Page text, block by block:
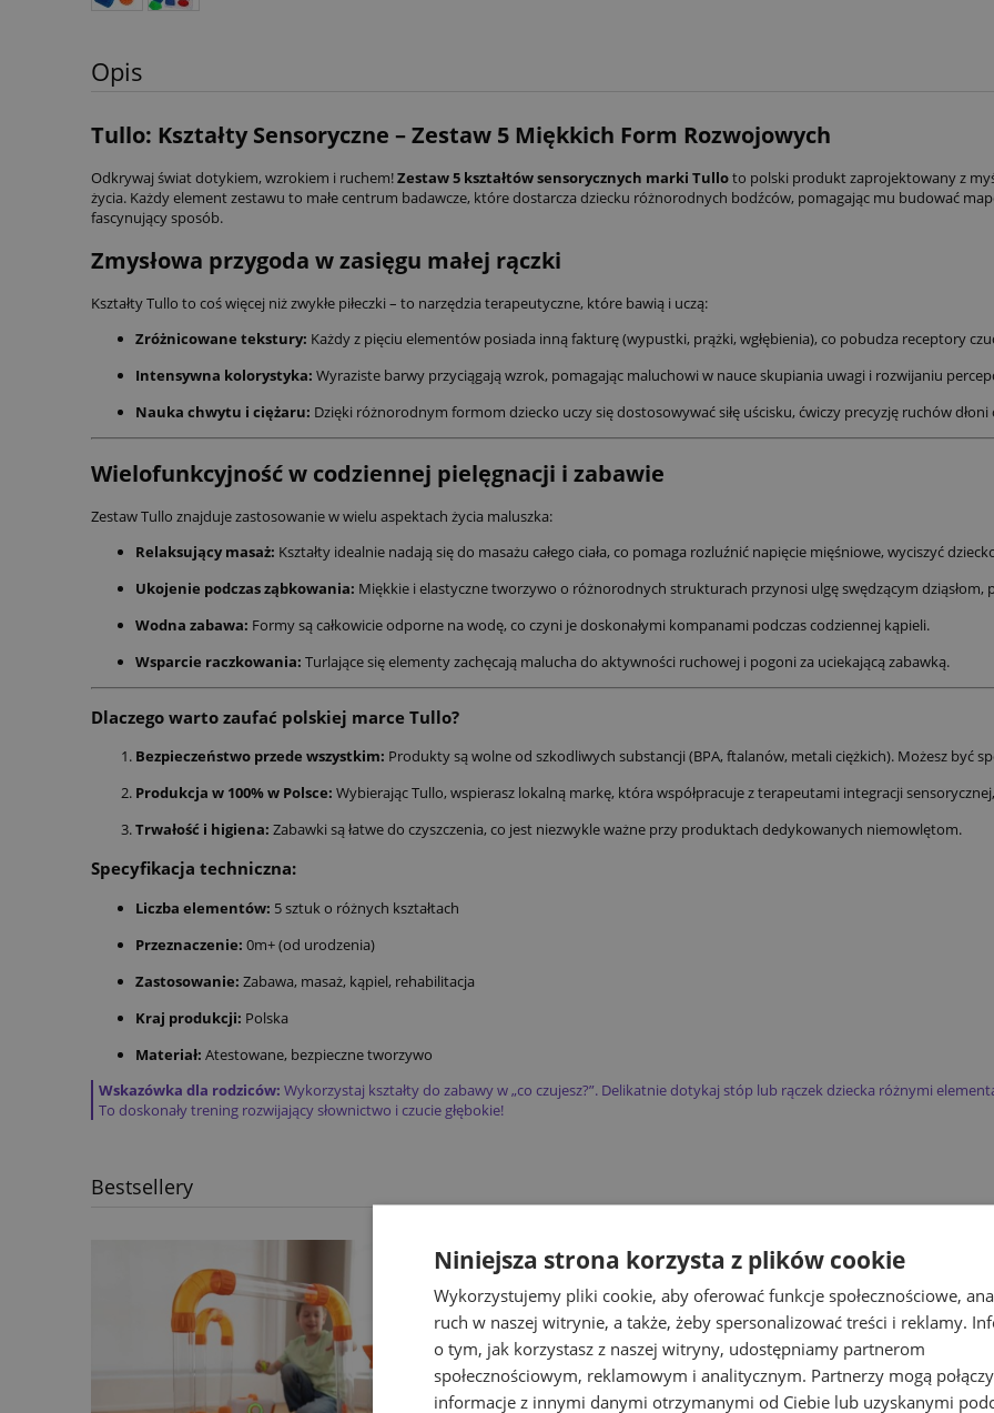
Opis
Tullo: Kształty Sensoryczne – Zestaw 5 Miękkich Form Rozwojowych
Odkrywaj świat dotykiem, wzrokiem i ruchem!Zestaw 5 kształtów sensorycznych marki Tulloto polski produkt zaprojektowany z
życia. Każdy element zestawu to małe centrum badawcze, które dostarcza dziecku różnorodnych bodźców, pomagając mu budować
fascynujący sposób.
Zmysłowa przygoda w zasięgu małej rączki
Kształty Tullo to coś więcej niż zwykłe piłeczki – to narzędzia terapeutyczne, które bawią i uczą:
Zróżnicowane tekstury: Każdy z pięciu elementów posiada inną fakturę (wypustki, prążki, wgłębienia), co pobudza receptory
Intensywna kolorystyka: Wyraziste barwy przyciągają wzrok, pomagając maluchowi w nauce skupiania uwagi i rozwijaniu
Nauka chwytu i ciężaru: Dzięki różnorodnym formom dziecko uczy się dostosowywać siłę uścisku, ćwiczy precyzję ruchów
Wielofunkcyjność w codziennej pielęgnacji i zabawie
Zestaw Tullo znajduje zastosowanie w wielu aspektach życia maluszka:
Relaksujący masaż: Kształty idealnie nadają się do masażu całego ciała, co pomaga rozluźnić napięcie mięśniowe, wyciszyć
Ukojenie podczas ząbkowania: Miękkie i elastyczne tworzywo o różnorodnych strukturach przynosi ulgę swędzącym dziąsłom,
Wodna zabawa: Formy są całkowicie odporne na wodę, co czyni je doskonałymi kompanami podczas codziennej kąpieli.
Wsparcie raczkowania: Turlające się elementy zachęcają malucha do aktywności ruchowej i pogoni za uciekającą zabawką.
Dlaczego warto zaufać polskiej marce Tullo?
Bezpieczeństwo przede wszystkim: Produkty są wolne od szkodliwych substancji (BPA, ftalanów, metali ciężkich). Możesz być
Produkcja w 100% w Polsce: Wybierając Tullo, wspierasz lokalną markę, która współpracuje z terapeutami integracji
Trwałość i higiena: Zabawki są łatwe do czyszczenia, co jest niezwykle ważne przy produktach dedykowanych niemowlętom.
Specyfikacja techniczna:
Liczba elementów: 5 sztuk o różnych kształtach
Przeznaczenie: 0m+ (od urodzenia)
Zastosowanie: Zabawa, masaż, kąpiel, rehabilitacja
Kraj produkcji: Polska
Materiał: Atestowane, bezpieczne tworzywo
Wskazówka dla rodziców: Wykorzystaj kształty do zabawy w „co czujesz?”. Delikatnie dotykaj stóp lub rączek dziecka różnymi
To doskonały trening rozwijający słownictwo i czucie głębokie!
Bestsellery
Niniejsza strona korzysta z plików cookie
Wykorzystujemy pliki cookie, aby oferować funkcje społecznościowe,
ruch w naszej witrynie, a także, żeby spersonalizować treści i reklamy.
o tym, jak korzystasz z naszej witryny, udostępniamy partnerom
społecznościowym, reklamowym i analitycznym. Partnerzy mogą
informacje z innymi danymi otrzymanymi od Ciebie lub uzyskanymi